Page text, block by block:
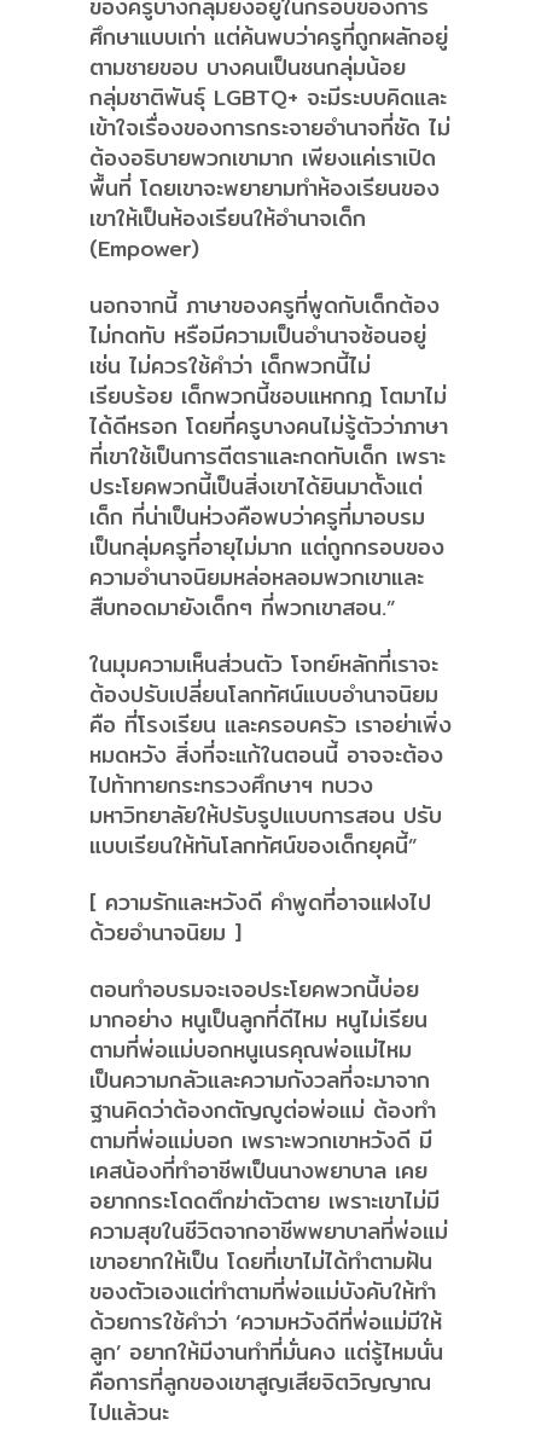
ศึกษาแบบเก่า แต่ค้นพบว่าครูที่ถูกผลักอยู่
ตามชายขอบ บางคนเป็นชนกลุ่มน้อย
กลุ่มชาติพันธุ์ LGBTQ+ จะมีระบบคิดและ
เข้าใจเรื่องของการกระจายอำนาจที่ชัด ไม่
ต้องอธิบายพวกเขามาก เพียงแค่เราเปิด
พื้นที่ โดยเขาจะพยายามทำห้องเรียนของ
เขาให้เป็นห้องเรียนให้อำนาจเด็ก
(Empower)
นอกจากนี้ ภาษาของครูที่พูดกับเด็กต้อง
ไม่กดทับ หรือมีความเป็นอำนาจซ้อนอยู่
เช่น ไม่ควรใช้คำว่า เด็กพวกนี้ไม่
เรียบร้อย เด็กพวกนี้ชอบแหกกฎ โตมาไม่
ได้ดีหรอก โดยที่ครูบางคนไม่รู้ตัวว่าภาษา
ที่เขาใช้เป็นการตีตราและกดทับเด็ก เพราะ
ประโยคพวกนี้เป็นสิ่งเขาได้ยินมาตั้งแต่
เด็ก ที่น่าเป็นห่วงคือพบว่าครูที่มาอบรม
เป็นกลุ่มครูที่อายุไม่มาก แต่ถูกกรอบของ
ความอำนาจนิยมหล่อหลอมพวกเขาและ
สืบทอดมายังเด็กๆ ที่พวกเขาสอน.”
ในมุมความเห็นส่วนตัว โจทย์หลักที่เราจะ
ต้องปรับเปลี่ยนโลกทัศน์แบบอำนาจนิยม
คือ ที่โรงเรียน และครอบครัว เราอย่าเพิ่ง
หมดหวัง สิ่งที่จะแก้ในตอนนี้ อาจจะต้อง
ไปท้าทายกระทรวงศึกษาฯ ทบวง
มหาวิทยาลัยให้ปรับรูปแบบการสอน ปรับ
แบบเรียนให้ทันโลกทัศน์ของเด็กยุคนี้”
[ ความรักและหวังดี คำพูดที่อาจแฝงไป
ด้วยอำนาจนิยม ]
ตอนทำอบรมจะเจอประโยคพวกนี้บ่อย
มากอย่าง หนูเป็นลูกที่ดีไหม หนูไม่เรียน
ตามที่พ่อแม่บอกหนูเนรคุณพ่อแม่ไหม
เป็นความกลัวและความกังวลที่จะมาจาก
ฐานคิดว่าต้องกตัญญูต่อพ่อแม่ ต้องทำ
ตามที่พ่อแม่บอก เพราะพวกเขาหวังดี มี
เคสน้องที่ทำอาชีพเป็นนางพยาบาล เคย
อยากกระโดดตึกฆ่าตัวตาย เพราะเขาไม่มี
ความสุขในชีวิตจากอาชีพพยาบาลที่พ่อแม่
เขาอยากให้เป็น โดยที่เขาไม่ได้ทำตามฝัน
ของตัวเองแต่ทำตามที่พ่อแม่บังคับให้ทำ
ด้วยการใช้คำว่า ‘ความหวังดีที่พ่อแม่มีให้
ลูก’ อยากให้มีงานทำที่มั่นคง แต่รู้ไหมนั่น
คือการที่ลูกของเขาสูญเสียจิตวิญญาณ
ไปแล้วนะ